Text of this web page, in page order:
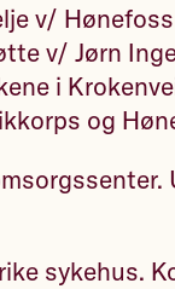
v/
v/ Jørn
i
og
sykehus.